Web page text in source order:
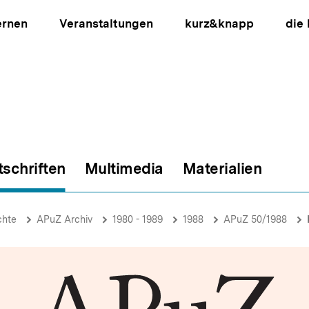
Veranstaltungen kurz&knapp die
Multimedia Materialien
APuZ Archiv 1980 - 1989 1988 APuZ 50/1988